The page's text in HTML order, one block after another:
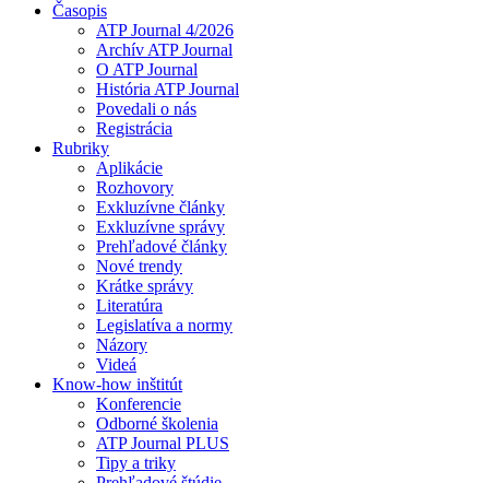
Časopis
ATP Journal 4/2026
Archív ATP Journal
O ATP Journal
História ATP Journal
Povedali o nás
Registrácia
Rubriky
Aplikácie
Rozhovory
Exkluzívne články
Exkluzívne správy
Prehľadové články
Nové trendy
Krátke správy
Literatúra
Legislatíva a normy
Názory
Videá
Know-how inštitút
Konferencie
Odborné školenia
ATP Journal PLUS
Tipy a triky